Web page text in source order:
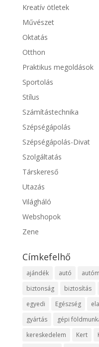
Kreatív ötletek
Művészet
Oktatás
Otthon
Praktikus megoldások
Sportolás
Stílus
Számítástechnika
Szépségápolás
Szépségápolás-Divat
Szolgáltatás
Társkereső
Utazás
Világháló
Webshopok
Zene
Címkefelhő
ajándék autó
biztonság
biztosítás
egyedi
Egészség
gyártás
gépi
kereskedelem
Kert